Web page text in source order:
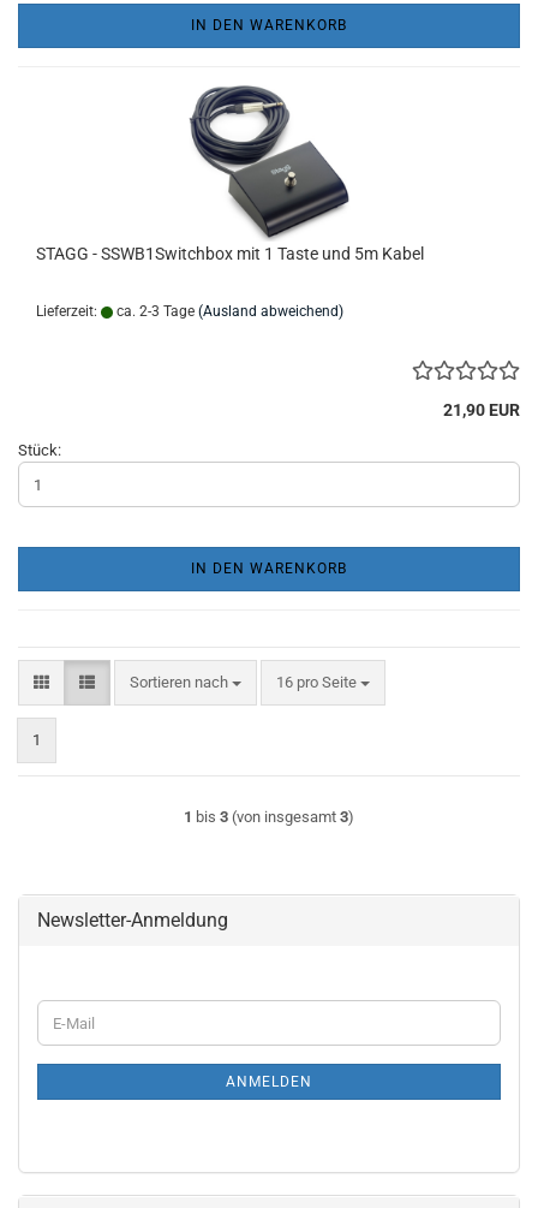
IN DEN WARENKORB
STAGG - SSWB1Switchbox mit 1 Taste und 5m Kabel
Lieferzeit: ca. 2-3 Tage (Ausland abweichend)
21,90 EUR
Stück:
IN DEN WARENKORB
Sortieren nach
Sortieren nach 16 pro Seite
pro Seite
1
1 bis 3 (von insgesamt 3)
Newsletter-Anmeldung
WEITER
ZUR
E-
Mail
ANMELDEN